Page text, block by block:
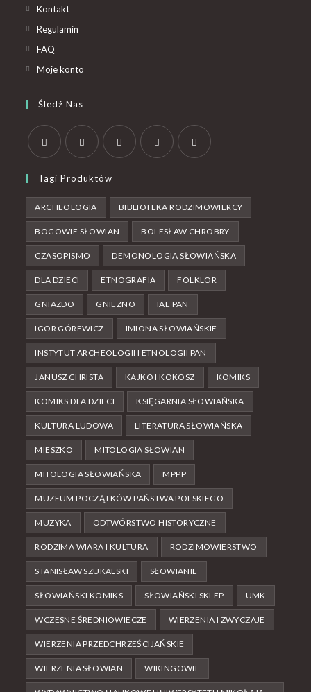
Kontakt
Regulamin
FAQ
Moje konto
Śledź Nas
Tagi Produktów
ARCHEOLOGIA BIBLIOTEKA RODZIMOWIERCY
BOGOWIE SŁOWIAN BOLESŁAW CHROBRY
CZASOPISMO DEMONOLOGIA SŁOWIAŃSKA
DLA DZIECI ETNOGRAFIA FOLKLOR
GNIAZDO GNIEZNO IAE PAN
IGOR GÓREWICZ IMIONA SŁOWIAŃSKIE
INSTYTUT ARCHEOLOGII I ETNOLOGII PAN
JANUSZ CHRISTA KAJKO I KOKOSZ KOMIKS
KOMIKS DLA DZIECI KSIĘGARNIA SŁOWIAŃSKA
KULTURA LUDOWA LITERATURA SŁOWIAŃSKA
MIESZKO MITOLOGIA SŁOWIAN
MITOLOGIA SŁOWIAŃSKA MPPP
MUZEUM POCZĄTKÓW PAŃSTWA POLSKIEGO
MUZYKA ODTWÓRSTWO HISTORYCZNE
RODZIMA WIARA I KULTURA RODZIMOWIERSTWO
STANISŁAW SZUKALSKI SŁOWIANIE
SŁOWIAŃSKI KOMIKS SŁOWIAŃSKI SKLEP UMK
WCZESNE ŚREDNIOWIECZE WIERZENIA I ZWYCZAJE
WIERZENIA PRZEDCHRZEŚCIJAŃSKIE
WIERZENIA SŁOWIAN WIKINGOWIE